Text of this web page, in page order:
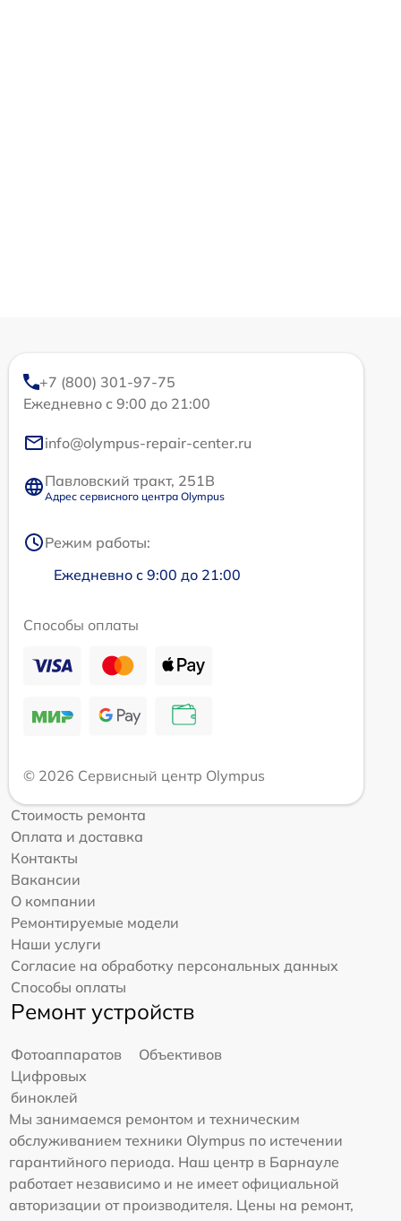
+7 (800) 301-97-75
Ежедневно с 9:00 до 21:00
info@olympus-repair-center.ru
Павловский тракт, 251В
Адрес сервисного центра Olympus
Режим работы:
Ежедневно с 9:00 до 21:00
Способы оплаты
© 2026 Сервисный центр Olympus
Стоимость ремонта
Оплата и доставка
Контакты
Вакансии
О компании
Ремонтируемые модели
Наши услуги
Согласие на обработку персональных данных
Способы оплаты
Ремонт устройств
Фотоаппаратов
Объективов
Цифровых
биноклей
Мы занимаемся ремонтом и техническим
обслуживанием техники Olympus по истечении
гарантийного периода. Наш центр в Барнауле
работает независимо и не имеет официальной
авторизации от производителя. Цены на ремонт,